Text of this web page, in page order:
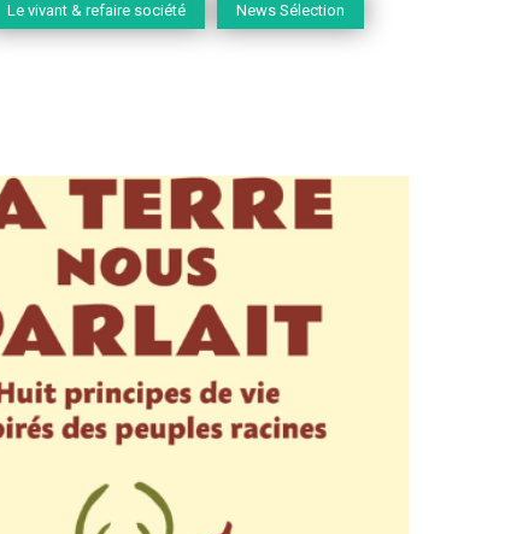
Le vivant & refaire société News Sélection